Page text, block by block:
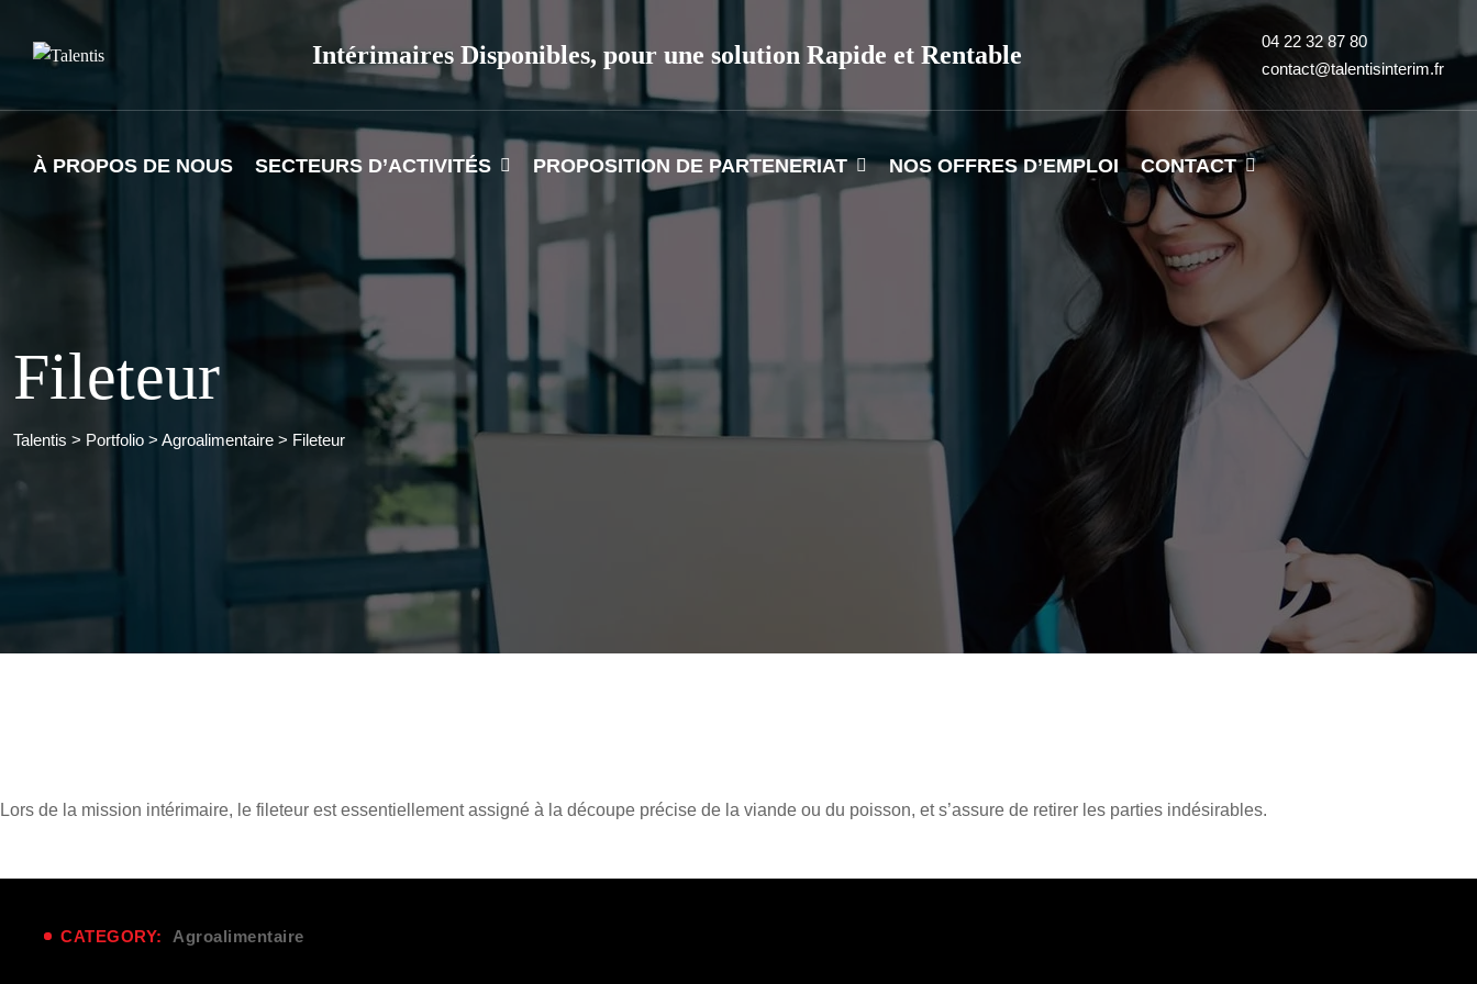
content
Intérimaires Disponibles, pour une solution Rapide et Rentable
04 22 32 87 80
contact@talentisinterim.fr
À PROPOS DE NOUS SECTEURS D’ACTIVITÉS PROPOSITION DE PARTENERIAT NOS OFFRES D’EMPLOI CONTACT
Fileteur
Talentis > Portfolio > Agroalimentaire > Fileteur
Lors de la mission intérimaire, le fileteur est essentiellement assigné à la découpe précise de la viande ou du poisson, et s’assure de retirer les parties indésirables.
CATEGORY: Agroalimentaire